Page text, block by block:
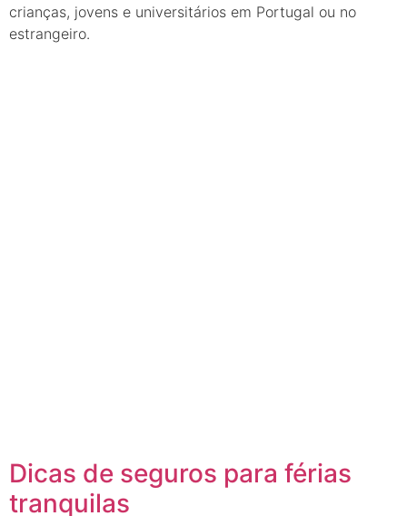
crianças, jovens e universitários em Portugal ou no
estrangeiro.
Dicas de seguros para férias
tranquilas